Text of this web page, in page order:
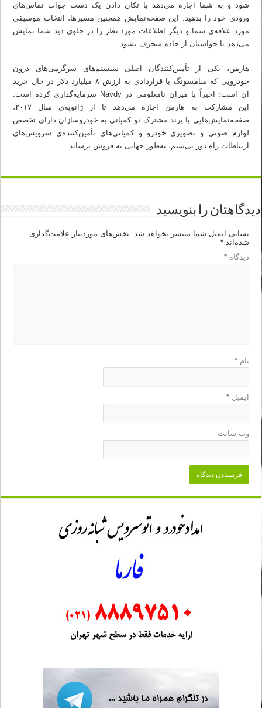
شود و به شما اجازه می‌دهد با تکان دادن یک دست جواب تماس‌های
ورودی خود را بدهید. این صفحه‌نمایش همچنین مسیرها، انتخاب موسیقی
مورد علاقه‌ی شما و دیگر اطلاعات مورد نظر را در جلوی دید شما نمایش
می‌دهد تا حواستان از جاده منحرف نشود.
هارمن، یکی از تأمین‌کنندگان اصلی سیستم‌های سرگرمی‌های درون
خودرویی که سامسونگ با قراردادی به ارزش ۸ میلیارد دلار در حال خرید
آن است؛ اخیراً با میزان نامعلومی در Navdy سرمایه‌گذاری کرده است.
این مشارکت به هارمن اجازه می‌دهد تا از ژانویه‌ی سال ۲۰۱۷،
صفحه‌نمایش‌هایی با برند مشترک دو کمپانی به خودروسازان دارای تخصص
لوازم صوتی و تصویری خودرو و کمپانی‌های تأمین‌کننده‌ی سرویس‌های
ارتباطات راه دور بی‌سیم، به‌طور جهانی به فروش برساند.
دیدگاهتان را بنویسید
نشانی ایمیل شما منتشر نخواهد شد. بخش‌های موردنیاز علامت‌گذاری
شده‌اند*
دیدگاه*
نام*
ایمیل*
وب‌ سایت